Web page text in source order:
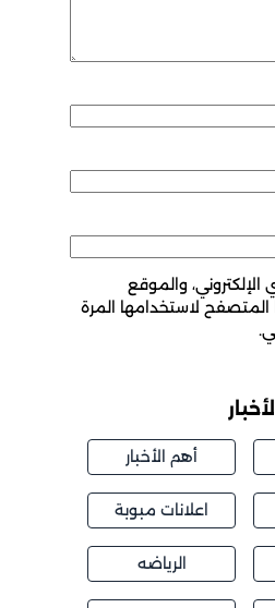
والموقع
لاستخدامها المرة
أهم الأخبار
اعلانات مبوبة
الرياضه